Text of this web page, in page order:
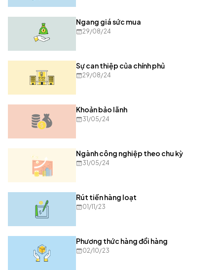
Ngang giá sức mua
29/08/24
Sự can thiệp của chính phủ
29/08/24
Khoản bảo lãnh
31/05/24
Ngành công nghiệp theo chu kỳ
31/05/24
Rút tiền hàng loạt
01/11/23
Phương thức hàng đổi hàng
02/10/23